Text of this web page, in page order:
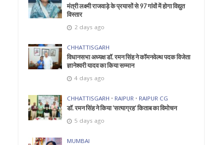
मंत्री लक्ष्मी राजवाड़े के प्रयासों से 97 गांवों में होगा विद्युत
विस्तार
2 days ago
CHHATTISGARH
विधानसभा अध्यक्ष डॉ. रमन सिंह ने कॉमनवेल्थ पदक विजेता
ज्ञानेश्वरी यादव का किया सम्मान
4 days ago
CHHATTISGARH • RAIPUR • RAIPUR CG
डॉ. रमन सिंह ने किया ‘सत्याग्रह‘ किताब का विमोचन
5 days ago
MUMBAI